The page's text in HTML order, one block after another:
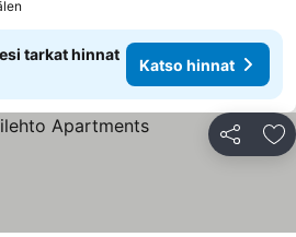
tarkat hinnat
Katso hinnat
Jaa